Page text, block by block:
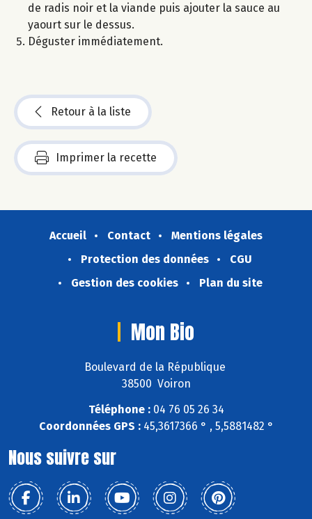
de radis noir et la viande puis ajouter la sauce au
yaourt sur le dessus.
Déguster immédiatement.
Retour à la liste
Imprimer la recette
Accueil Contact
Mentions légales
Protection des données
CGU
Gestion des cookies
Plan du site
Mon Bio
Boulevard de la République
38500 Voiron
Téléphone :04 76 05 26 34
Coordonnées GPS :45,3617366 ° , 5,5881482 °
Nous suivre sur